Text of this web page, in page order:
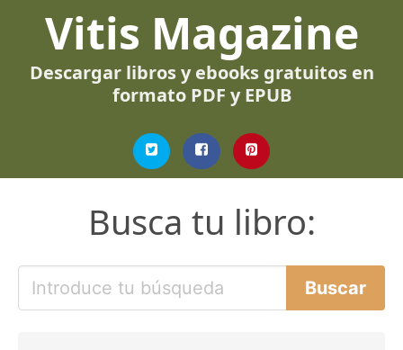
Vitis Magazine
Descargar libros y ebooks gratuitos en
formato PDF y EPUB
Busca tu libro: